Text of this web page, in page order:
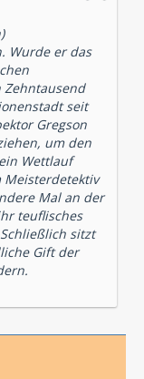
Wurde er das
seit
Gregson
um den
Wettlauf
Meisterdetektiv
Mal an der
teuflisches
sitzt
Gift der